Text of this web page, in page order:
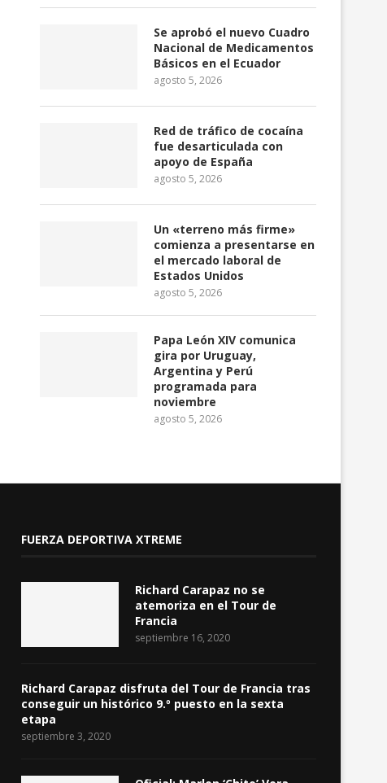
Italia impone multa de 10
Se aprobó el nuevo Cuadro
Nacional de Medicamentos
Básicos en el Ecuador
agosto 5, 2026
Red de tráfico de cocaína
fue desarticulada con
apoyo de España
agosto 5, 2026
Un «terreno más firme»
comienza a presentarse en
el mercado laboral de
Estados Unidos
agosto 5, 2026
Papa León XIV comunica
gira por Uruguay,
Argentina y Perú
programada para
noviembre
agosto 5, 2026
FUERZA DEPORTIVA XTREME
Richard Carapaz no se
atemoriza en el Tour de
Francia
septiembre 16, 2020
Richard Carapaz disfruta del Tour de Francia tras
conseguir un histórico 9.º puesto en la sexta
etapa
septiembre 3, 2020